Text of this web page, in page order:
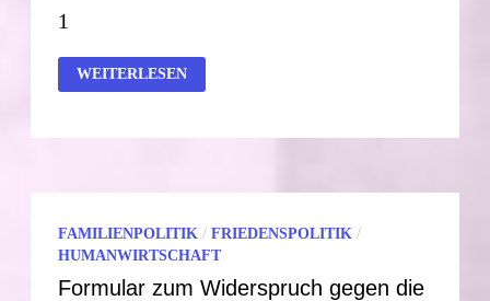
1
SCHULSTREIK
FÜR
WEITERLESEN
FAMILIENPOLITIK /FRIEDENSPOLITIK /
HUMANWIRTSCHAFT
Formular zum Widerspruch gegen die